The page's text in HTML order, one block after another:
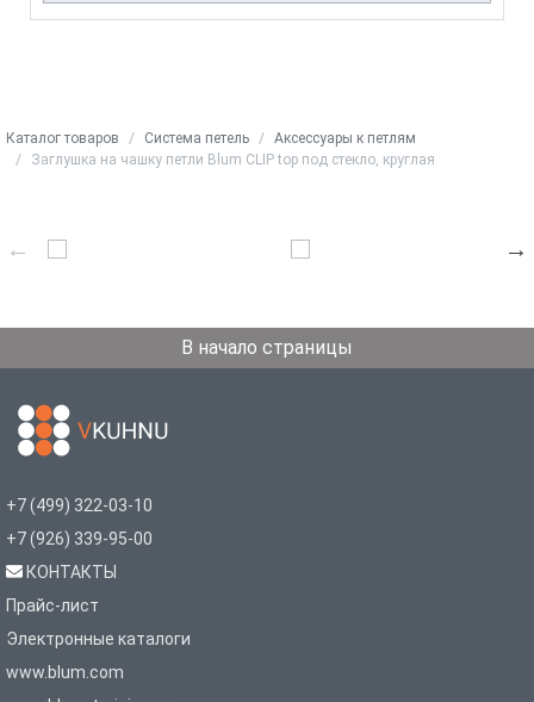
Каталог товаров Система петель
Аксессуары к петлям
Заглушка на чашку петли Blum CLIP top под стекло, круглая
В начало страницы
+7 (499) 322-03-10
+7 (926) 339-95-00
КОНТАКТЫ
Прайс-лист
Электронные каталоги
www.blum.com